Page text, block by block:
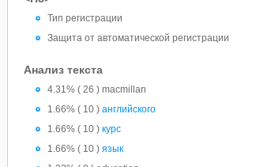
Тип регистрации
Защита от автоматической регистрации
Анализ текста
4.31% ( 26 ) macmillan
1.66% ( 10 )английского
1.66% ( 10 )курс
1.66% ( 10 )язык